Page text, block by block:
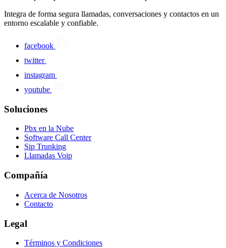
Integra de forma segura llamadas, conversaciones y contactos en un
entorno escalable y confiable.
facebook
twitter
instagram
youtube
Soluciones
Pbx en la Nube
Software Call Center
Sip Trunking
Llamadas Voip
Compañía
Acerca de Nosotros
Contacto
Legal
Términos y Condiciones